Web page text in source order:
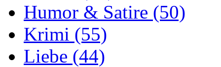
Humor & Satire (50)
Krimi (55)
Liebe (44)